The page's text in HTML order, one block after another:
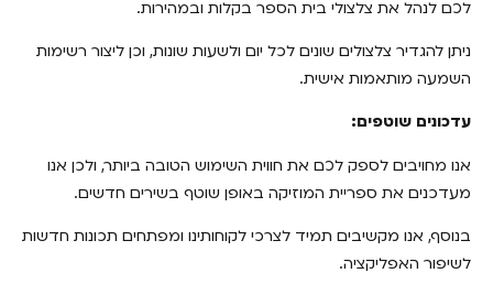
לכם לנהל את צלצולי בית הספר בקלות ובמהירות.
ניתן להגדיר צלצולים שונים לכל יום ולשעות שונות, וכן ליצור רשימות
השמעה מותאמות אישית.
עדכונים שוטפים:
אנו מחויבים לספק לכם את חווית השימוש הטובה ביותר, ולכן אנו
מעדכנים את ספריית המוזיקה באופן שוטף בשירים חדשים.
בנוסף, אנו מקשיבים תמיד לצרכי לקוחותינו ומפתחים תכונות חדשות
לשיפור האפליקציה.